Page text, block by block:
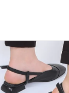
پیج اینستاگرام
تلفن ثابت